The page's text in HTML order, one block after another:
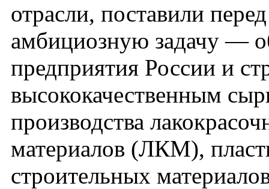
отрасли, поставили
амбициозную задачу —
предприятия России и
высококачественным
производства
материалов (ЛКМ),
строительных